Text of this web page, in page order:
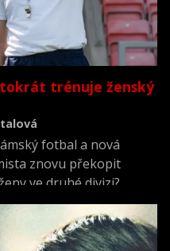
trénuje ženský
fotbal a nová
znovu překopit
ve druhé divizi?